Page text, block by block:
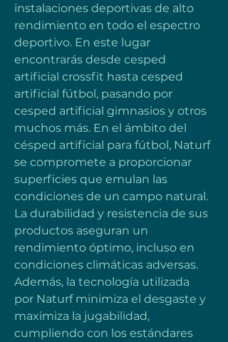
instalaciones deportivas de alto
rendimiento en todo el espectro
deportivo. En este lugar
encontrarás desde cesped
artificial crossfit hasta cesped
artificial fútbol, pasando por
cesped artificial gimnasios y otros
muchos más. En el ámbito del
césped artificial para fútbol, Naturf
se compromete a proporcionar
superficies que emulan las
condiciones de un campo natural.
La durabilidad y resistencia de sus
productos aseguran un
rendimiento óptimo, incluso en
condiciones climáticas adversas.
Además, la tecnología utilizada
por Naturf minimiza el desgaste y
maximiza la jugabilidad,
cumpliendo con los estándares